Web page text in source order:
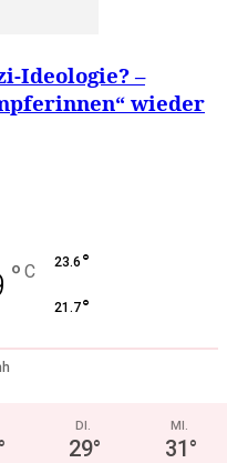
Ideologie? –
wieder
° C 23.6 °
21.7°
DI.
29°
MI.
31°